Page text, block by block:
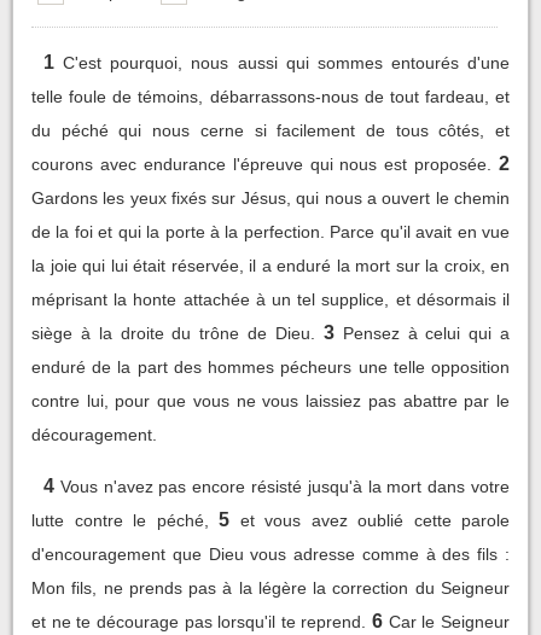
1 C'est pourquoi, nous aussi qui sommes entourés d'une
telle foule de témoins, débarrassons-nous de tout fardeau, et
du péché qui nous cerne si facilement de tous côtés, et
courons avec endurance l'épreuve qui nous est proposée.
2
Gardons les yeux fixés sur Jésus, qui nous a ouvert le chemin
de la foi et qui la porte à la perfection. Parce qu'il avait en vue
la joie qui lui était réservée, il a enduré la mort sur la croix, en
méprisant la honte attachée à un tel supplice, et désormais il
siège à la droite du trône de Dieu.
3 Pensez à celui qui a
enduré de la part des hommes pécheurs une telle opposition
contre lui, pour que vous ne vous laissiez pas abattre par le
découragement.
4 Vous n'avez pas encore résisté jusqu'à la mort dans votre
lutte contre le péché,
5 et vous avez oublié cette parole
d'encouragement que Dieu vous adresse comme à des fils :
Mon fils, ne prends pas à la légère la correction du Seigneur
et ne te décourage pas lorsqu'il te reprend.
6 Car le Seigneur